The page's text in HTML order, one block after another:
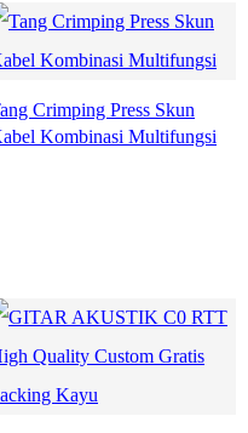
Crimping Press Skun
Kombinasi Multifungsi